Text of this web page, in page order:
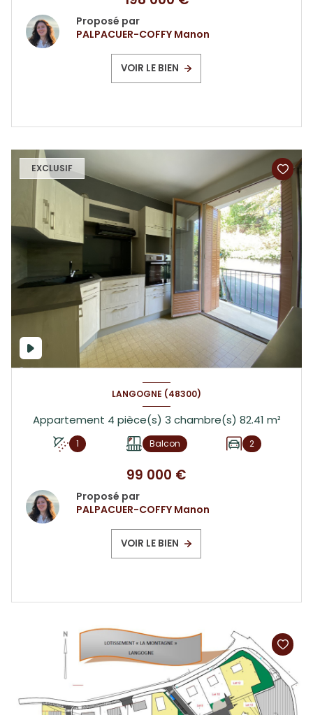
Proposé par
PALPACUER-COFFY Manon
VOIR LE BIEN
EXCLUSIF
LANGOGNE (48300)
Appartement 4 pièce(s) 3 chambre(s) 82.41 m²
1 Balcon 2
99 000 €
Proposé par
PALPACUER-COFFY Manon
VOIR LE BIEN